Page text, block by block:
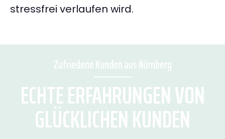
stressfrei verlaufen wird.
Zufriedene Kunden aus Nürnberg
ECHTE ERFAHRUNGEN VON
GLÜCKLICHEN KUNDEN